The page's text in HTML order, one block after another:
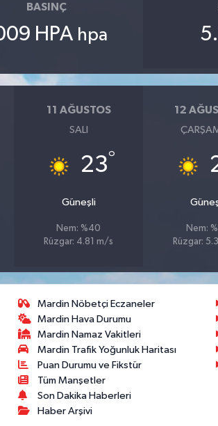
BASINÇ
HPA hpa
11 AĞUSTOS
SALI
23°
Güneşli
Nem: %40
Rüzgar: 4.81 m/s
12
Nem:
Rüzgar:
Mardin Nöbetçi Eczaneler
Mardin Hava Durumu
Mardin Namaz Vakitleri
Mardin Trafik Yoğunluk Haritası
Puan Durumu ve Fikstür
Tüm Manşetler
Son Dakika Haberleri
Haber Arşivi